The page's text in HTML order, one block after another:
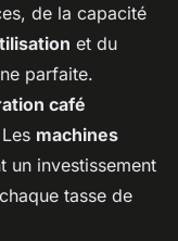
de la capacité
et du
parfaite.
café
machines
un investissement
tasse de